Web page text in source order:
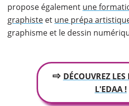
propose également une
graphiste et une prépa
graphisme et le dessin
⇨ DÉCOUVREZ LES
L'EDAA !